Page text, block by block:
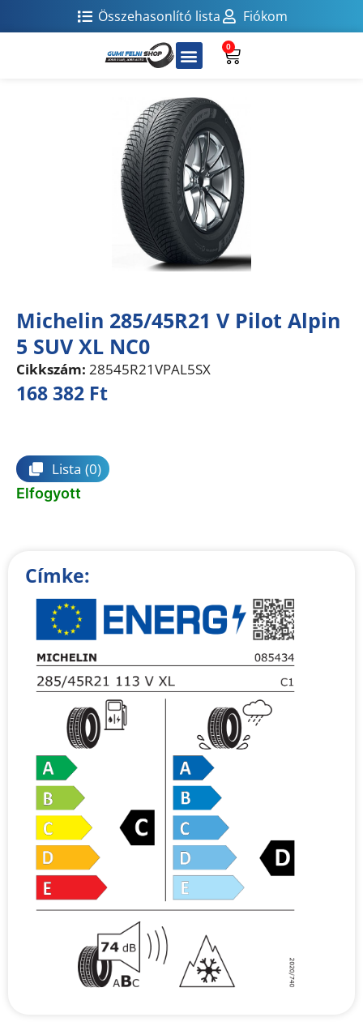
Összehasonlító lista Fiókom
0
Michelin 285/45R21 V Pilot Alpin
5 SUV XL NC0
Cikkszám: 28545R21VPAL5SX
168 382 Ft
Lista (0)
Elfogyott
Címke: